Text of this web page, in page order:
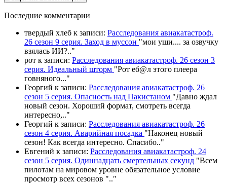
Последние комментарии
твердый хлеб к записи: Расследования авиакатастроф.
26 сезон 9 серия. Заход в муссон "мои уши.... за озвучку
взялась ИИ?.."
рот к записи: Расследования авиакатастроф. 26 сезон 3
серия. Идеальный шторм "Рот еб@л этого плеера
говняного..."
Георгий к записи: Расследования авиакатастроф. 26
сезон 5 серия. Опасность над Пакистаном "Давно ждал
новый сезон. Хороший формат, смотреть всегда
интересно,.."
Георгий к записи: Расследования авиакатастроф. 26
сезон 4 серия. Аварийная посадка "Наконец новый
сезон! Как всегда интересно. Спасибо.."
Евгений к записи: Расследования авиакатастроф. 24
сезон 5 серия. Одиннадцать смертельных секунд "Всем
пилотам на мировом уровне обязательное условие
просмотр всех сезонов ".."